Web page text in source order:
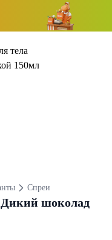
Спреи
Дикий шоколад